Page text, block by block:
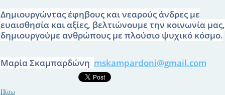
Δημιουργώντας έφηβους και νεαρούς άνδρες με
ευαισθησία και αξίες, βελτιώνουμε την κοινωνία μας,
δημιουργούμε ανθρώπους με πλούσιο ψυχικό κόσμο.
Μαρία Σκαμπαρδώνη mskampardoni@gmail.com
Πίσω